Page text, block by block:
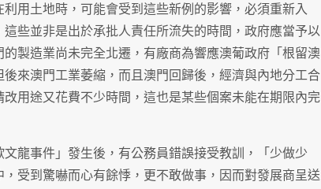
用土地時，可能會受到這些新例的影響，必須重新入
些並非是出於承批人責任所流失的時間，政府應當予以
的製造業尚未完全北遷，有廠商為響應澳葡政府「根留澳
來澳門工業萎縮，而且澳門回歸後，經濟與內地分工合
用途又花費不少時間，這也是某些個案未能在期限內完
龍事件」發生後，有公務員錯誤接受教訓，「少做少
受到驚嚇而心有餘悸，更不敢做事，因而對發展商呈送